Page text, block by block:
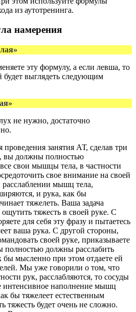
из аутотренинга.
намерения
эту формулу, а если левша, то
выглядеть следующим
не нужно, достаточно
занятия АТ, сделав три
вы должны полностью
все свои мышцы тела, в частности
свое внимание на своей
мышц тела,
и рука, как бы
тяжелеть. Ваша задача
тяжесть в своей руке. С
для себя эту фразу и пытаетесь
ваша рука. С другой стороны,
своей руке, приказываете
полностью должны расслабить
мысленно при этом отдаете ей
Мы уже говорили о том, что
рук, расслабляются, то сосуды
интенсивное наполнение мышц
бы тяжелеет естественным
тяжесть будет очень не сложно.